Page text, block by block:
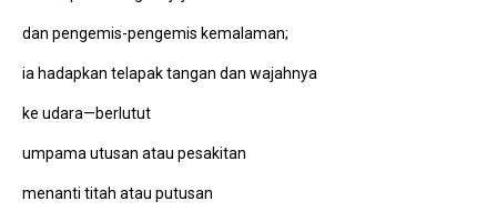
dan pengemis-pengemis kemalaman;
ia hadapkan telapak tangan dan wajahnya
ke udara—berlutut
umpama utusan atau pesakitan
menanti titah atau putusan